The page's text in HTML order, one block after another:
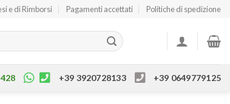
e di Rimborsi Pagamenti accettati Politiche di spedizione
+39 3920728133 +39 0649779125